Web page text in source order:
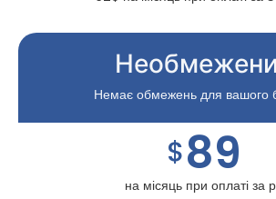
Немає обмежень для вашого
$89
на місяць при оплаті за